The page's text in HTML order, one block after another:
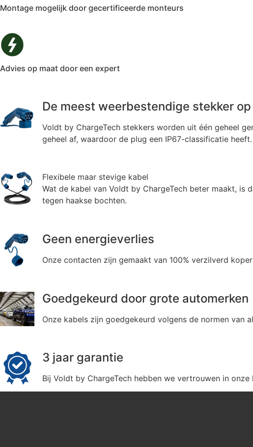
Montage mogelijk door gecertificeerde monteurs
Advies op maat door een expert
De meest weerbestendige stekker
Voldt by ChargeTech stekkers worden uit één geheel
geheel af, waardoor de plug een IP67-classificatie heeft.
Flexibele maar stevige kabel
Wat de kabel van Voldt by ChargeTech beter maakt,
tegen haakse bochten.
Geen energieverlies
Onze contacten zijn gemaakt van 100% verzilverd
Goedgekeurd door grote automerken
Onze kabels zijn goedgekeurd volgens de normen van
3 jaar garantie
Bij Voldt by ChargeTech hebben we vertrouwen in